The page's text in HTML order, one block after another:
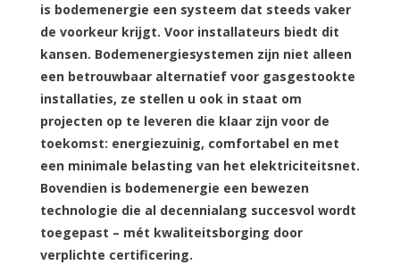
is bodemenergie een systeem dat steeds vaker
de voorkeur krijgt. Voor installateurs biedt dit
kansen. Bodemenergiesystemen zijn niet alleen
een betrouwbaar alternatief voor gasgestookte
installaties, ze stellen u ook in staat om
projecten op te leveren die klaar zijn voor de
toekomst: energiezuinig, comfortabel en met
een minimale belasting van het elektriciteitsnet.
Bovendien is bodemenergie een bewezen
technologie die al decennialang succesvol wordt
toegepast – mét kwaliteitsborging door
verplichte certificering.